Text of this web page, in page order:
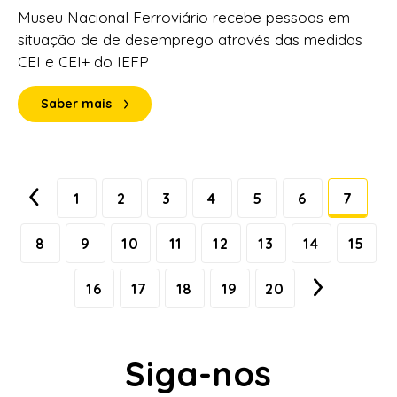
Museu Nacional Ferroviário recebe pessoas em
situação de de desemprego através das medidas
CEI e CEI+ do IEFP
Saber mais
1 2 3 4 5 6 7
8 9 10 11 12 13 14 15
16 17 18 19 20
Siga-nos